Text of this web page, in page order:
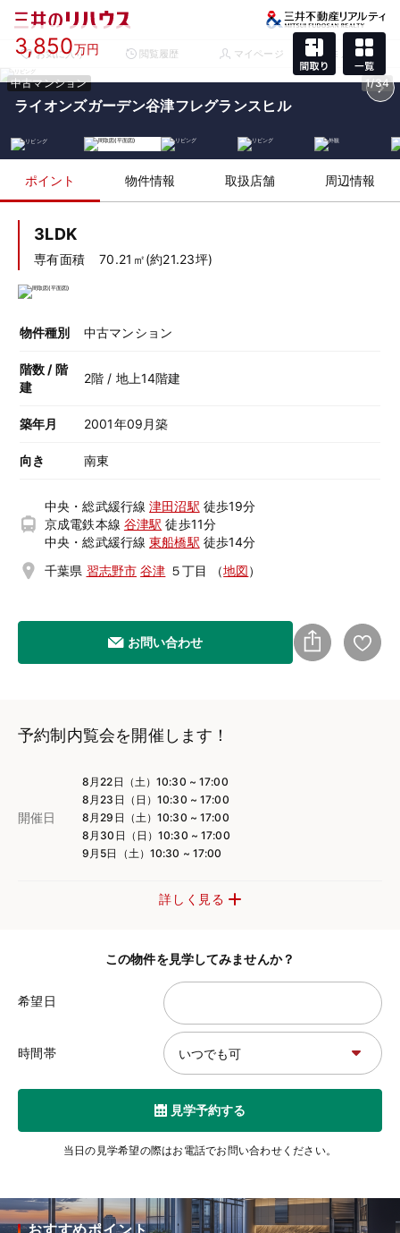
お気に入り 閲覧履歴 マイページ メニュー
中古マンション 1/34
3,850万円
ライオンズガーデン谷津フレグランスヒル
ポイント 物件情報 取扱店舗 周辺情報
3LDK
専有面積 70.21㎡(約21.23坪)
物件種別 中古マンション
階数 / 階
建
2階 / 地上14階建
築年月 2001年09月築
向き 南東
中央・総武緩行線津田沼駅 徒歩19分
京成電鉄本線 谷津駅 徒歩11分
中央・総武緩行線東船橋駅 徒歩14分
千葉県 習志野市 谷津 ５丁目 （地図）
お問い合わせ
予約制内覧会を開催します！
開催日
8月22日（土）10:30 ~ 17:00
8月23日（日）10:30 ~ 17:00
8月29日（土）10:30 ~ 17:00
8月30日（日）10:30 ~ 17:00
9月5日（土）10:30 ~ 17:00
詳しく見る
この物件を見学してみませんか？
希望日
時間帯
見学予約する
当日の見学希望の際はお電話でお問い合わせください。
おすすめポイント